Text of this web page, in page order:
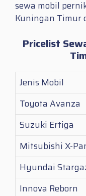
sewa mobil
Kuningan Timur
Pricelist
Jenis Mobil
Toyota Avanza
Suzuki Ertiga
Mitsubishi X-
Hyundai
Innova Reborn